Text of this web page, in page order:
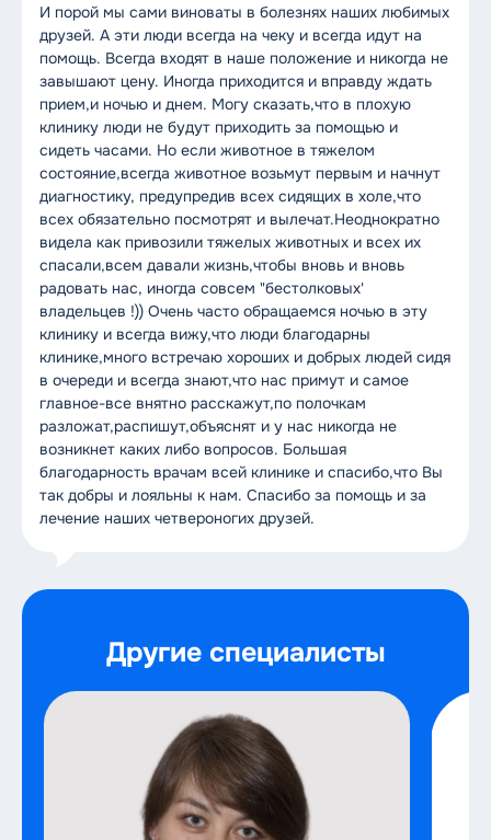
И порой мы сами виноваты в болезнях наших любимых
друзей. А эти люди всегда на чеку и всегда идут на
помощь. Всегда входят в наше положение и никогда не
завышают цену. Иногда приходится и вправду ждать
прием,и ночью и днем. Могу сказать,что в плохую
клинику люди не будут приходить за помощью и
сидеть часами. Но если животное в тяжелом
состояние,всегда животное возьмут первым и начнут
диагностику, предупредив всех сидящих в холе,что
всех обязательно посмотрят и вылечат.Неоднократно
видела как привозили тяжелых животных и всех их
спасали,всем давали жизнь,чтобы вновь и вновь
радовать нас, иногда совсем "бестолковых'
владельцев !)) Очень часто обращаемся ночью в эту
клинику и всегда вижу,что люди благодарны
клинике,много встречаю хороших и добрых людей сидя
в очереди и всегда знают,что нас примут и самое
главное-все внятно расскажут,по полочкам
разложат,распишут,объяснят и у нас никогда не
возникнет каких либо вопросов. Большая
благодарность врачам всей клинике и спасибо,что Вы
так добры и лояльны к нам. Спасибо за помощь и за
лечение наших четвероногих друзей.
Другие специалисты